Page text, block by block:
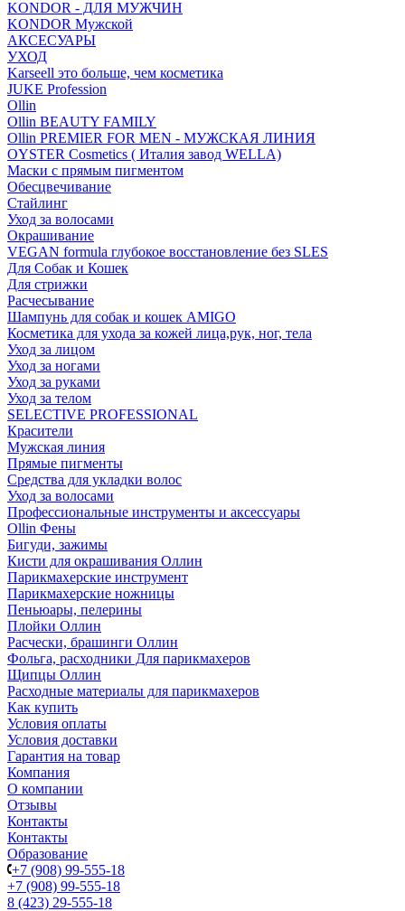
KONDOR - ДЛЯ МУЖЧИН
KONDOR Мужской
АКСЕСУАРЫ
УХОД
Karseell это больше, чем косметика
JUKE Profession
Ollin
Ollin BEAUTY FAMILY
Ollin PREMIER FOR MEN - МУЖСКАЯ ЛИНИЯ
OYSTER Cosmetics ( Италия завод WELLA)
Маски с прямым пигментом
Обесцвечивание
Стайлинг
Уход за волосами
Окрашивание
VEGAN formula глубокое восстановление без SLES
Для Собак и Кошек
Для стрижки
Расчесывание
Шампунь для собак и кошек AMIGO
Косметика для ухода за кожей лица,рук, ног, тела
Уход за лицом
Уход за ногами
Уход за руками
Уход за телом
SELECTIVE PROFESSIONAL
Красители
Мужская линия
Прямые пигменты
Средства для укладки волос
Уход за волосами
Профессиональные инструменты и аксессуары
Ollin Фены
Бигуди, зажимы
Кисти для окрашивания Оллин
Парикмахерские инструмент
Парикмахерские ножницы
Пеньюары, пелерины
Плойки Оллин
Расчески, брашинги Оллин
Фольга, расходники Для парикмахеров
Щипцы Оллин
Расходные материалы для парикмахеров
Как купить
Условия оплаты
Условия доставки
Гарантия на товар
Компания
О компании
Отзывы
Контакты
Контакты
Образование
+7 (908) 99-555-18
+7 (908) 99-555-18
8 (423) 29-555-18